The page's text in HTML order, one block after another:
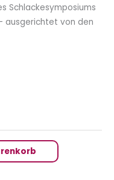
Schlackesymposiums
ausgerichtet von den